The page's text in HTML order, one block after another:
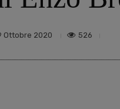
Ottobre 2020 526